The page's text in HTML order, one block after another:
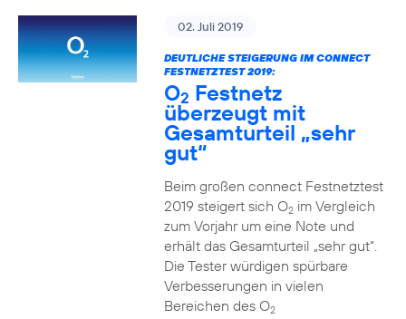
02. Juli 2019
DEUTLICHE STEIGERUNG IM CONNECT
FESTNETZTEST 2019:
O2 Festnetz
überzeugt mit
Gesamturteil „sehr
gut“
Beim großen connect Festnetztest
2019 steigert sich O2im Vergleich
zum Vorjahr um eine Note und
erhält das Gesamturteil „sehr gut“.
Die Tester würdigen spürbare
Verbesserungen in vielen
Bereichen des O2